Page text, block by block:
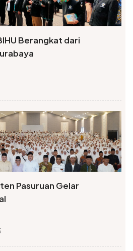
Berangkat dari
Pasuruan Gelar